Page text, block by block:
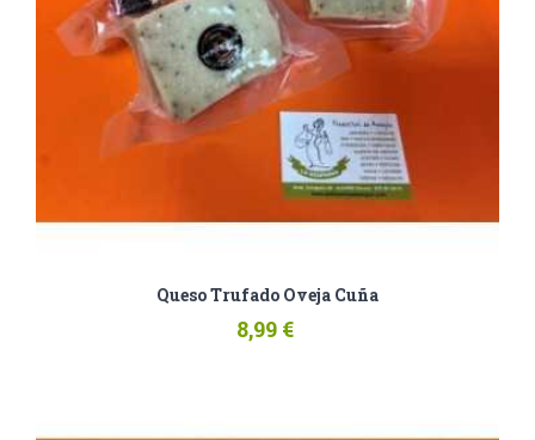
Queso Trufado Oveja Cuña
8,99 €